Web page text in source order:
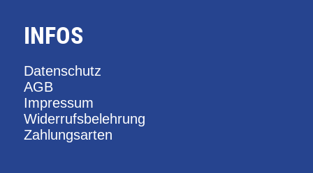
INFOS
Datenschutz
AGB
Impressum
Widerrufsbelehrung
Zahlungsarten